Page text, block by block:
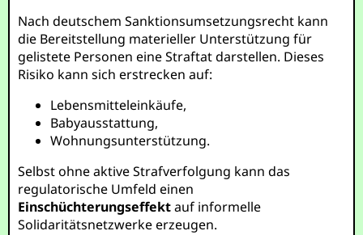
Nach deutschem Sanktionsumsetzungsrecht kann
die Bereitstellung materieller Unterstützung für
gelistete Personen eine Straftat darstellen. Dieses
Risiko kann sich erstrecken auf:
Lebensmitteleinkäufe,
Babyausstattung,
Wohnungsunterstützung.
Selbst ohne aktive Strafverfolgung kann das
regulatorische Umfeld einen
Einschüchterungseffektauf informelle
Solidaritätsnetzwerke erzeugen.